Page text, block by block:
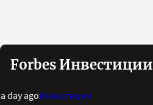
Forbes Инвестиции
a day agoИнвестиции